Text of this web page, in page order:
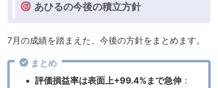
あひるの今後の積立方針
7月の成績を踏まえた、今後の方針をまとめます。
まとめ
評価損益率は表面上+99.4%まで急伸 ：